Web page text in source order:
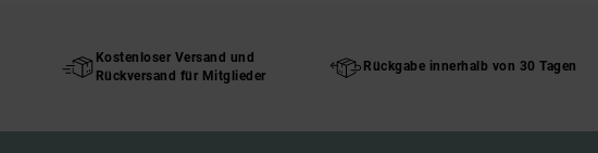
Kostenloser Versand und
Rückversand für Mitglieder
Rückgabe innerhalb von 30 Tagen